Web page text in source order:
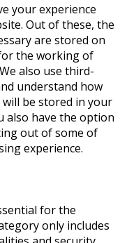
your experience
Out of these, the
are stored on
the working of
also use third-
understand how
be stored in your
also have the option
out of some of
experience.
for the
only includes